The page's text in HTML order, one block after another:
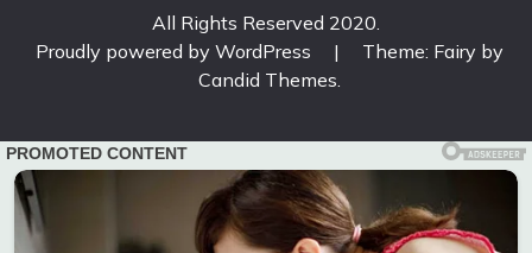
All Rights Reserved 2020.
Proudly powered by WordPress
|
Theme: Fairy by
Candid Themes